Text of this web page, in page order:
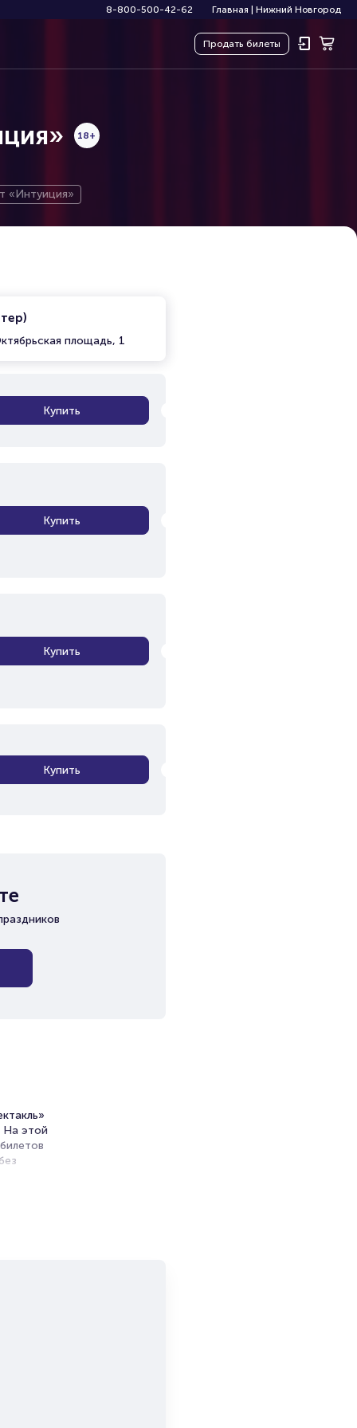
8-800-500-42-62 Главная Нижний Новгород
Продать билеты
18+
«Интуиция»
площадь, 1
Купить
Купить
Купить
Купить
На этой